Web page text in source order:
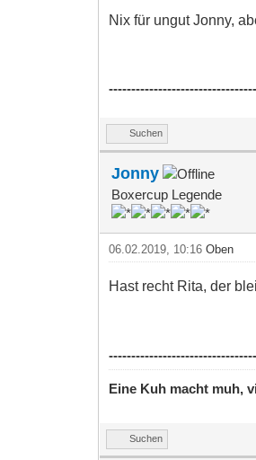
Nix für ungut Jonny,
Suchen
Jonny
Boxercup Legende
06.02.2019, 10:16Oben
Hast recht Rita, der
Eine Kuh macht muh,
Suchen